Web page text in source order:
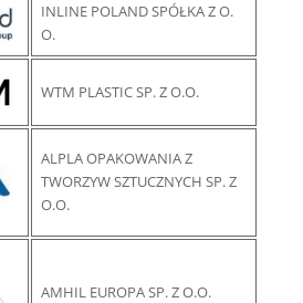
INLINE POLAND SPÓŁKA Z O.
O.
WTM PLASTIC SP. Z O.O.
ALPLA OPAKOWANIA Z
TWORZYW SZTUCZNYCH SP. Z
O.O.
AMHIL EUROPA SP. Z O.O.